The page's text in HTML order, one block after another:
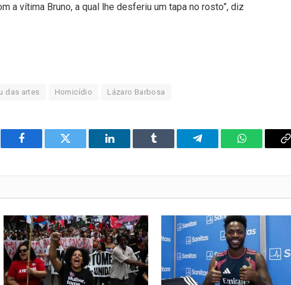
a vítima Bruno, a qual lhe desferiu um tapa no rosto”, diz
das artes Homicídio Lázaro Barbosa
Facebook Twitter LinkedIn Tumblr Telegram WhatsApp